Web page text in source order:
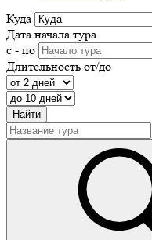
Куда
Дата начала тура
с - по
Длительность от/до